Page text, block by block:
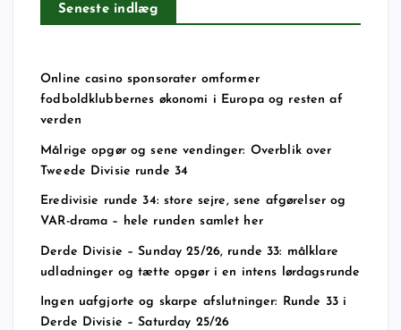
Seneste indlæg
Online casino sponsorater omformer
fodboldklubbernes økonomi i Europa og resten af
verden
Målrige opgør og sene vendinger: Overblik over
Tweede Divisie runde 34
Eredivisie runde 34: store sejre, sene afgørelser og
VAR-drama – hele runden samlet her
Derde Divisie – Sunday 25/26, runde 33: målklare
udladninger og tætte opgør i en intens lørdagsrunde
Ingen uafgjorte og skarpe afslutninger: Runde 33 i
Derde Divisie – Saturday 25/26